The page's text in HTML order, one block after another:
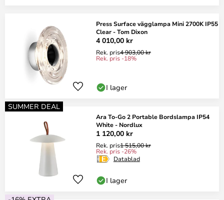
Press Surface vägglampa Mini 2700K IP55
Clear - Tom Dixon
4 010,00 kr
Rek. pris4 903,00 kr
Rek. pris -18%
I lager
SUMMER DEAL
Ara To-Go 2 Portable Bordslampa IP54
White - Nordlux
1 120,00 kr
Rek. pris1 515,00 kr
Rek. pris -26%
Datablad
I lager